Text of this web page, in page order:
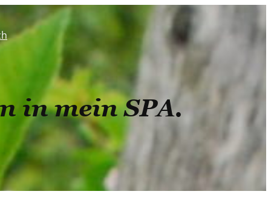
in mein SPA.